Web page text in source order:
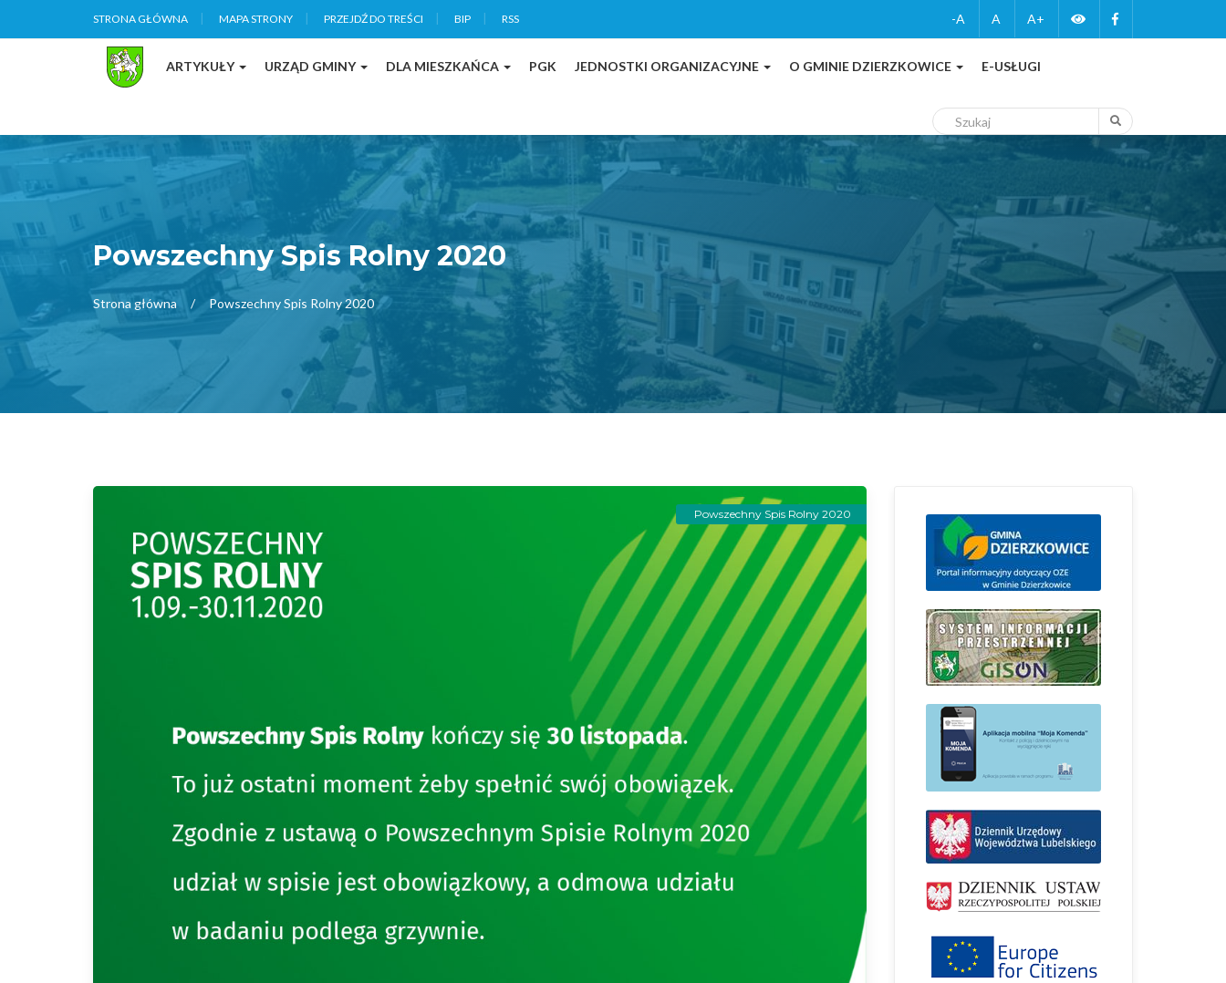
STRONA GŁÓWNA MAPA STRONY PRZEJDŹ DO TREŚCI BIP RSS -A A A+ ZmieńFacebook
ARTYKUŁY URZĄD GMINY DLA MIESZKAŃCA PGK JEDNOSTKI ORGANIZACYJNE O GMINIE DZIERZKOWICE E-USŁUGI
Szukaj Szukaj
Powszechny Spis Rolny 2020
Strona główna Powszechny Spis Rolny 2020
Powszechny Spis Rolny 2020